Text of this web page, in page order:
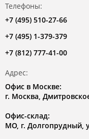
Телефоны:
+7 (495) 510-27-66
+7 (495) 1-379-379
+7 (812) 777-41-00
Адрес:
Офис в Москве:
г. Москва,
Офис-склад:
МО, г. Долгопрудный,